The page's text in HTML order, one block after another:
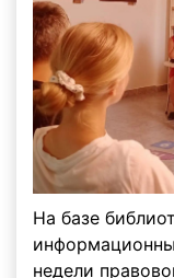
На базе
недели